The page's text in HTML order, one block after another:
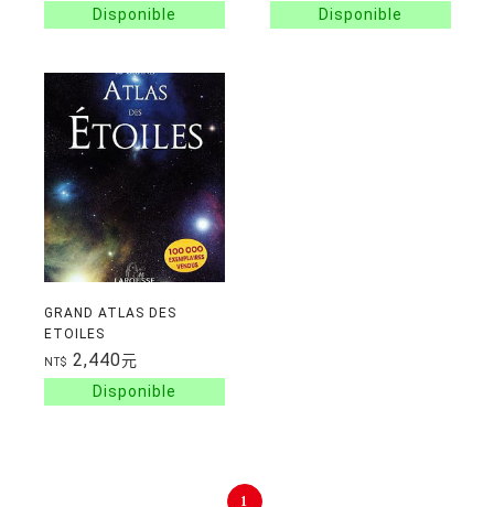
GRAND ATLAS DES
ETOILES
NT$ 2,440元
1